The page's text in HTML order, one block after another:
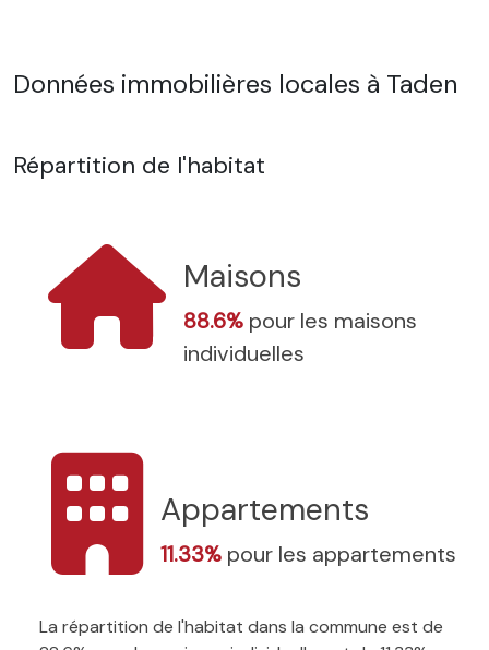
Données immobilières locales à Taden
Répartition de l'habitat
Maisons
88.6% pour les maisons
individuelles
Appartements
11.33% pour les appartements
La répartition de l'habitat dans la commune est de